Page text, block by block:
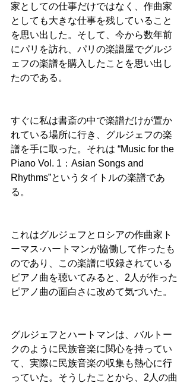
家としての仕事だけではなく、作曲家
としても大きな仕事を残していること
を思い出した。そして、今から数年前
にパリを訪れ、パリの楽譜屋でグルジ
ェフの楽譜を購入したことを思い出し
たのである。
すぐに私は書斎の中で楽譜だけが置か
れている場所に行き、グルジェフの楽
譜を手に取った。それは “Music for the
Piano Vol. 1：Asian Songs and
Rhythms”というタイトルの楽譜であ
る。
これはグルジェフとロシアの作曲家ト
ーマス·ハートマンが協働して作ったも
のであり、この楽譜に収録されている
ピアノ曲を聴いてみると、2人が作った
ピアノ曲の面白さに改めて気づいた。
グルジェフとハートマンは、バルトー
クのように民族音楽に関心を持ってい
て、実際に民族音楽の収集も熱心に行
っていた。そうしたことから、2人の曲